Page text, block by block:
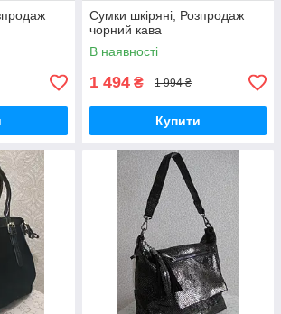
Сумки шкіряні, Розпродаж
чорний кава
В наявності
1 494 ₴ 1 994 ₴
Купити